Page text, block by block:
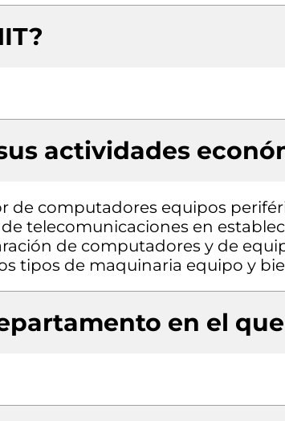
actividades
de computadores equipos
telecomunicaciones en
de computadores y de
tipos de maquinaria equipo y
en el